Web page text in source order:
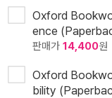
Oxford
ence
판매가 14,400원
Oxford
bility